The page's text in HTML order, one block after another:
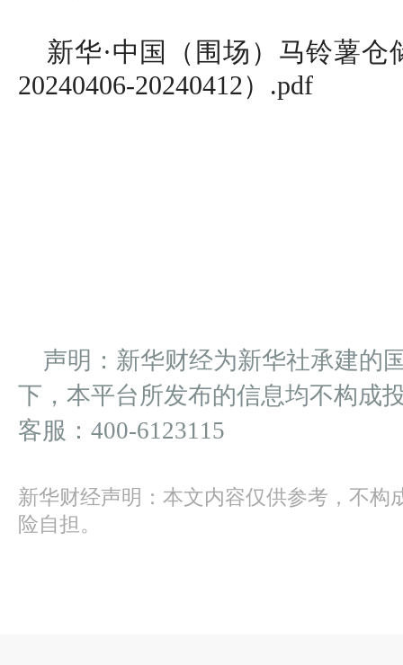
新华·中国（围场）马铃薯
20240406-20240412）.pdf
声明：新华财经为新华社承建的
下，本平台所发布的信息均不构成
客服：400-6123115
新华财经声明：本文内容仅供参考，不构
险自担。